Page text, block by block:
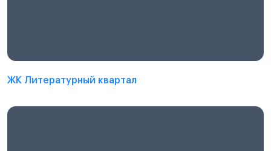
ЖК Литературный квартал